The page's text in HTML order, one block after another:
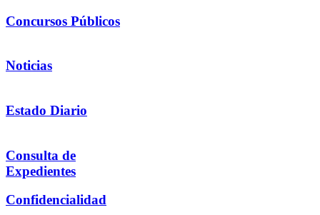
Concursos Públicos
Noticias
Estado Diario
Consulta de
Expedientes
Confidencialidad